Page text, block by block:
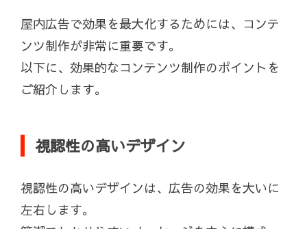
屋内広告で効果を最大化するためには、コンテ
ンツ制作が非常に重要です。
以下に、効果的なコンテンツ制作のポイントを
ご紹介します。
視認性の高いデザイン
視認性の高いデザインは、広告の効果を大いに
左右します。